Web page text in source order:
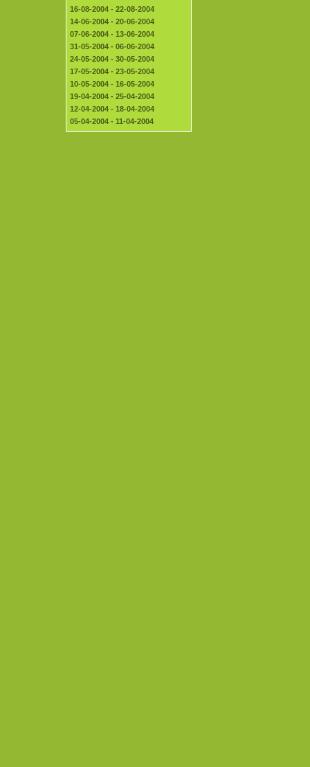
16-08-2004 - 22-08-2004
14-06-2004 - 20-06-2004
07-06-2004 - 13-06-2004
31-05-2004 - 06-06-2004
24-05-2004 - 30-05-2004
17-05-2004 - 23-05-2004
10-05-2004 - 16-05-2004
19-04-2004 - 25-04-2004
12-04-2004 - 18-04-2004
05-04-2004 - 11-04-2004